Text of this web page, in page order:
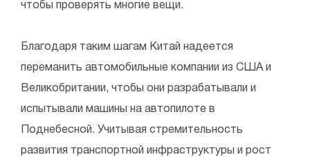
чтобы проверять многие вещи.
Благодаря таким шагам Китай надеется
переманить автомобильные компании из США и
Великобритании, чтобы они разрабатывали и
испытывали машины на автопилоте в
Поднебесной. Учитывая стремительность
развития транспортной инфраструктуры и рост